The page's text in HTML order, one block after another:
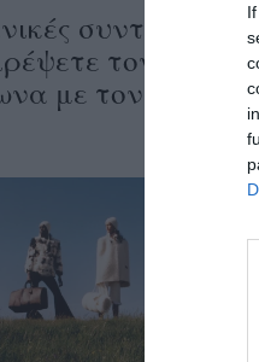
συνταγές
τον
με τον Jamie